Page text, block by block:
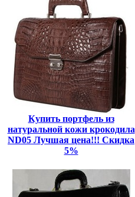
Купить портфель из
натуральной кожи крокодила
ND05 Лучшая цена!!! Скидка
5%